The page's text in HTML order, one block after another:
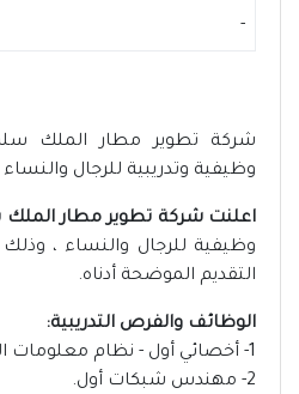
-
شركة تطوير مطار الملك
وظيفية وتدريبية للرجال والنساء
اعلنت شركة تطوير مطار الملك
وظيفية للرجال والنساء ،
التقديم الموضحة أدناه.
الوظائف والفرص التدريبية:
1- أخصائي أول - نظام معلومات الموارد البشرية.
2- مهندس شبكات أول.